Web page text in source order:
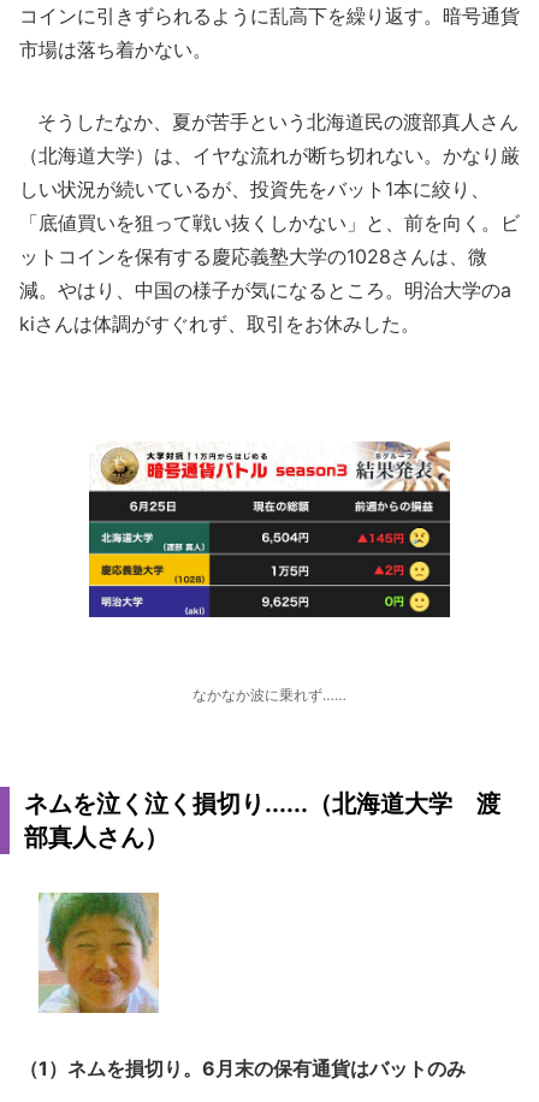
コインに引きずられるように乱高下を繰り返す。暗号通貨
市場は落ち着かない。
そうしたなか、夏が苦手という北海道民の渡部真人さん
（北海道大学）は、イヤな流れが断ち切れない。かなり厳
しい状況が続いているが、投資先をバット1本に絞り、
「底値買いを狙って戦い抜くしかない」と、前を向く。ビ
ットコインを保有する慶応義塾大学の1028さんは、微
減。やはり、中国の様子が気になるところ。明治大学のa
kiさんは体調がすぐれず、取引をお休みした。
なかなか波に乗れず……
ネムを泣く泣く損切り......（北海道大学 渡
部真人さん）
（1）ネムを損切り。6月末の保有通貨はバットのみ